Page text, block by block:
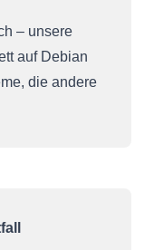
– unsere
auf Debian
die andere